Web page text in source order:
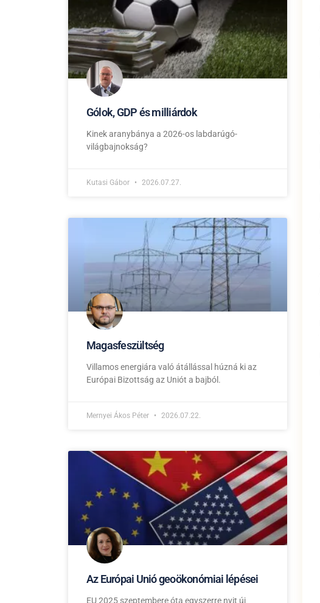
Gólok, GDP és milliárdok
Kinek aranybánya a 2026-os labdarúgó-
világbajnokság?
Kutasi Gábor 2026.07.27.
Magasfeszültség
Villamos energiára való átállással húzná ki az
Európai Bizottság az Uniót a bajból.
Mernyei Ákos Péter 2026.07.22.
Az Európai Unió geoökonómiai lépései
EU 2025 szeptembere óta egyszerre nyit új